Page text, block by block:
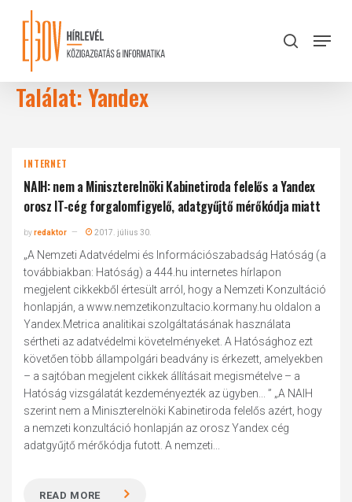
content
search
Menu
Találat: Yandex
INTERNET
NAIH: nem a Miniszterelnöki Kabinetiroda felelős a Yandex
orosz IT-cég forgalomfigyelő, adatgyűjtő mérőkódja miatt
byredaktor 2017. július 30.
„A Nemzeti Adatvédelmi és Információszabadság Hatóság (a
továbbiakban: Hatóság) a 444.hu internetes hírlapon
megjelent cikkekből értesült arról, hogy a Nemzeti Konzultáció
honlapján, a www.nemzetikonzultacio.kormany.hu oldalon a
Yandex.Metrica analitikai szolgáltatásának használata
sértheti az adatvédelmi követelményeket. A Hatósághoz ezt
követően több állampolgári beadvány is érkezett, amelyekben
– a sajtóban megjelent cikkek állításait megismételve – a
Hatóság vizsgálatát kezdeményezték az ügyben... ” „A NAIH
szerint nem a Miniszterelnöki Kabinetiroda felelős azért, hogy
a nemzeti konzultáció honlapján az orosz Yandex cég
adatgyűjtő mérőkódja futott. A nemzeti...
READ MORE
Close